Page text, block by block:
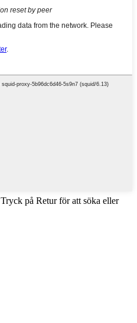
Tryck på Retur för att söka eller